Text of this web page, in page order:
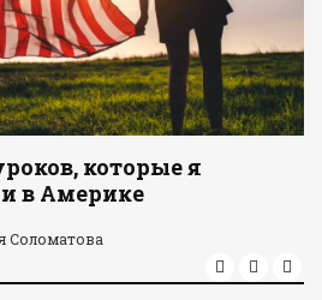
которые я
в Америке
Соломатова